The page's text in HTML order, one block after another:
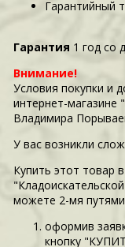
Гарантийный
Гарантия 1 год со
Внимание!
Условия покупки и
интернет-магазине
Владимира
У вас возникли
Купить этот товар
можете 2-мя
оформив
кнопку